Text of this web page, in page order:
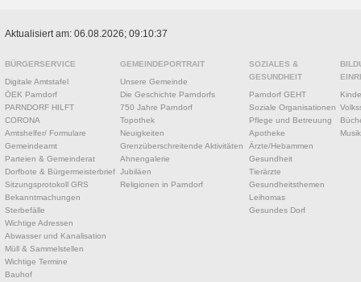
Aktualisiert am: 06.08.2026; 09:10:37
BÜRGERSERVICE
Digitale Amtstafel
ÖEK Parndorf
PARNDORF HILFT
CORONA
Amtshelfer/ Formulare
Gemeindeamt
Parteien & Gemeinderat
Dorfbote & Bürgermeisterbrief
Sitzungsprotokoll GRS
Bekanntmachungen
Sterbefälle
Wichtige Adressen
Abwasser und Kanalisation
Müll & Sammelstellen
Wichtige Termine
Bauhof
GEMEINDEPORTRAIT
Unsere Gemeinde
Die Geschichte Parndorfs
750 Jahre Parndorf
Topothek
Neuigkeiten
Grenzüberschreitende Aktivitäten
Ahnengalerie
Jubiläen
Religionen in Parndorf
SOZIALES &
GESUNDHEIT
Parndorf GEHT
Soziale Organisationen
Pflege und Betreuung
Apotheke
Ärzte/Hebammen
Gesundheit
Tierärzte
Gesundheitsthemen
Leihomas
Gesundes Dorf